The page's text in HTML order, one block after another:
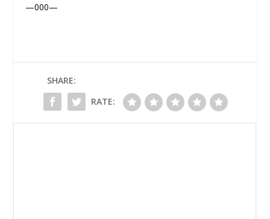
—000—
SHARE:
RATE: